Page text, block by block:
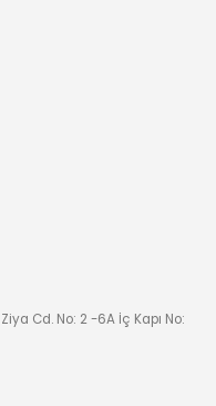
Cd. No: 2 -6A İç Kapı No: